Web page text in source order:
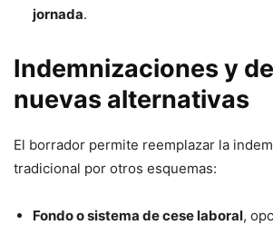
jornada.
Indemnizaciones y
nuevas alternativas
El borrador permite reemplazar la
tradicional por otros esquemas:
Fondo o sistema de cese laboral,